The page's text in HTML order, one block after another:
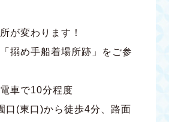
が変わります！
搦め手船着場所跡」をご参
車で10分程度
口(東口)から徒歩4分、路面